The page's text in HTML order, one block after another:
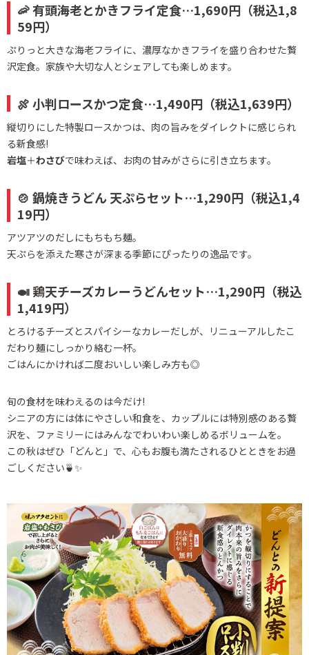
🦐 有頭海老とかきフライ定食…1,690円（税込1,8
59円）
ぷりっと大きな海老フライに、濃厚なかきフライを盛り合わせた贅
沢定食。家族や大切な人とシェアしても楽しめます。
🍖 小判ロースかつ定食…1,490円（税込1,639円）
縦切りにした特製ロースかつは、肉の旨みをダイレクトに感じられ
る新食感!
岩塩＋わさびで味わえば、お肉の甘みがさらに引き立ちます。
🍲 鍋焼きうどん 天ぷらセット…1,290円（税込1,4
19円）
アツアツのだしにもちもち麺。
天ぷらを添えた寒さが深まる季節にぴったりの逸品です。
🍛 鶏天チーズカレーうどんセット…1,290円（税込
1,419円）
とろけるチーズとスパイシーなカレーだしが、リニューアルしたこ
だわり麺にしっかり絡む一杯。
ごはんにかければ二度おいしい楽しみ方も◎
旬の食材を味わえるのは今だけ!
シニアの方には体にやさしい和食を、カップルには特別感のある贅
沢を、ファミリーにはみんなでわいわい楽しめるボリュームを。
この秋はぜひ「どんと」で、心もお腹も満たされるひとときをお過
ごしください🍵✨